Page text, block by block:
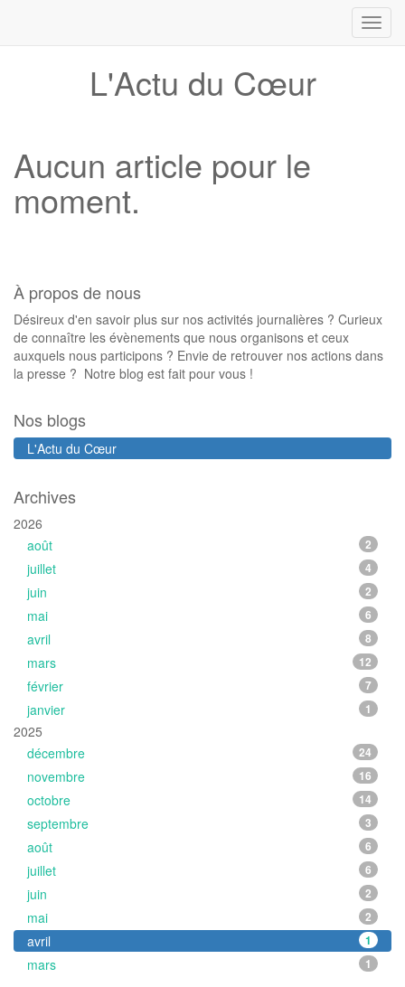
L'Actu du Cœur
Aucun article pour le
moment.
À propos de nous
Désireux d'en savoir plus sur nos activités journalières ? Curieux
de connaître les évènements que nous organisons et ceux
auxquels nous participons ? Envie de retrouver nos actions dans
la presse ? Notre blog est fait pour vous !
Nos blogs
L'Actu du Cœur
Archives
2026
août
2
juillet 4
juin 2
mai 6
avril 8
mars 12
février 7
janvier 1
2025
décembre
24
novembre 16
octobre 14
septembre 3
août 6
juillet 6
juin 2
mai 2
avril 1
mars 1